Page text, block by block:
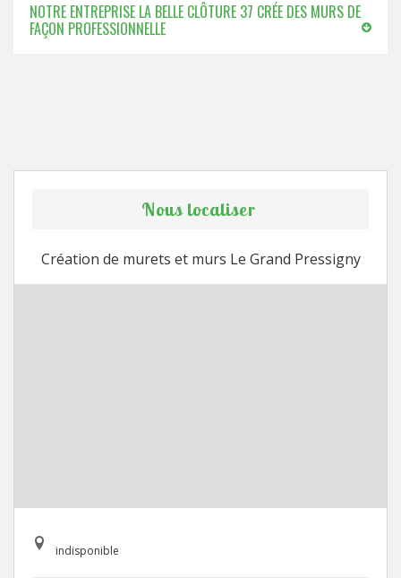
NOTRE ENTREPRISE LA BELLE CLÔTURE 37 CRÉE DES MURS DE
FAÇON PROFESSIONNELLE
Nous localiser
Création de murets et murs Le Grand Pressigny
indisponible